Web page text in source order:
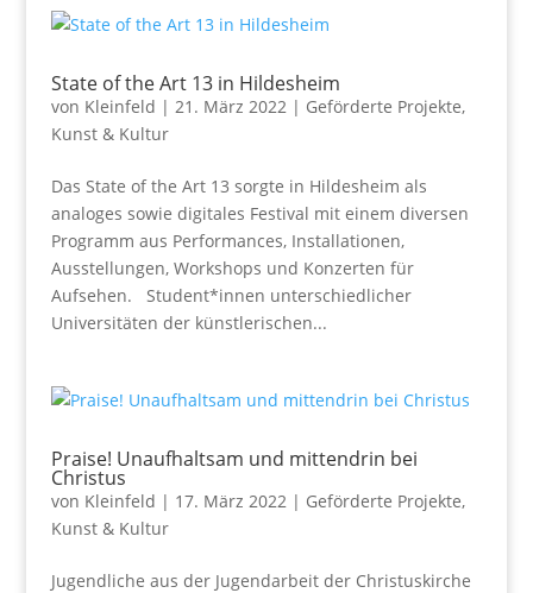
State of the Art 13 in Hildesheim
von Kleinfeld | 21. März 2022| Geförderte Projekte,
Kunst & Kultur
Das State of the Art 13 sorgte in Hildesheim als
analoges sowie digitales Festival mit einem diversen
Programm aus Performances, Installationen,
Ausstellungen, Workshops und Konzerten für
Aufsehen. Student*innen unterschiedlicher
Universitäten der künstlerischen...
Praise! Unaufhaltsam und mittendrin bei
Christus
von Kleinfeld | 17. März 2022| Geförderte Projekte,
Kunst & Kultur
Jugendliche aus der Jugendarbeit der Christuskirche